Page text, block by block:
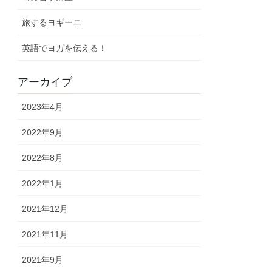
旅するヨギーニ
英語でヨガを伝える！
アーカイブ
2023年4月
2022年9月
2022年8月
2022年1月
2021年12月
2021年11月
2021年9月